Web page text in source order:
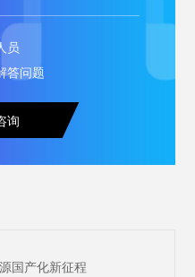
员
答问题
询
国产化新征程